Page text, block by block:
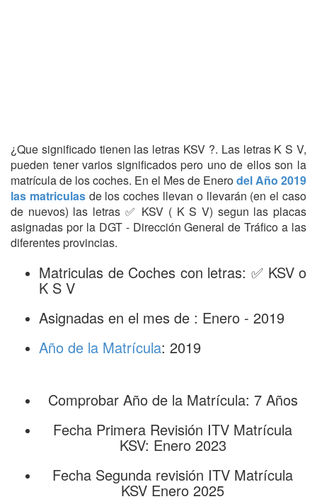
¿Que significado tienen las letras KSV ?. Las letras K S V,
pueden tener varios significados pero uno de ellos son la
matrícula de los coches. En el Mes de Enerodel Año 2019
las matriculas de los coches llevan o llevarán (en el caso
de nuevos) las letras ✅ KSV ( K S V) segun las placas
asignadas por la DGT - Dirección General de Tráfico a las
diferentes provincias.
Matriculas de Coches con letras: ✅ KSV o
K S V
Asignadas en el mes de : Enero - 2019
Año de la Matrícula: 2019
Comprobar Año de la Matrícula: 7 Años
Fecha Primera Revisión ITV Matrícula
KSV: Enero 2023
Fecha Segunda revisión ITV Matrícula
KSV Enero 2025